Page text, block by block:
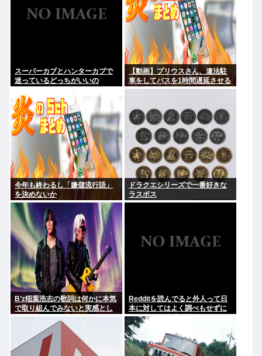
スーパーカブとハンターカブで
迷っているどっちがいいの
【動画】プリウスさん、違法駐
車をしてバスを1時間遅延させる
事に成功してしまうwww
今年も終わるし「嫌儲流行語」
を決めないか
ドラクエシリーズで一番好きな
ラスボス
B’z稲葉浩志の歌詞は何かに本気
で取り組んでみないと実感とし
てわからない
Redditを読んでると外人って日
本に対してはよく調べもせずに
思い込みで勝手に議論してるよ
な